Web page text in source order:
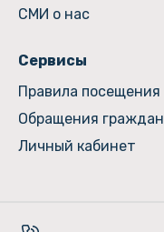
СМИ о нас
Сервисы
Правила посещения
Обращения граждан
Личный кабинет